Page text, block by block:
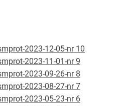
2023-12-05-nr 10
2023-11-01-nr 9
2023-09-26-nr 8
2023-08-27-nr 7
2023-05-23-nr 6